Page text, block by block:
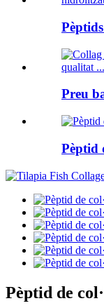
Preu
Pèptid
Pèptid de